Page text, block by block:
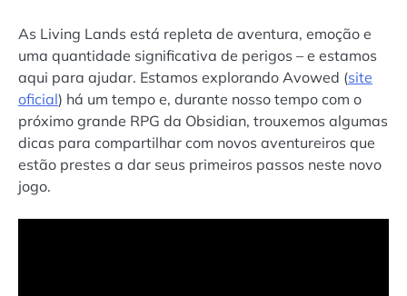
As Living Lands está repleta de aventura, emoção e
uma quantidade significativa de perigos – e estamos
aqui para ajudar. Estamos explorando Avowed (site
oficial) há um tempo e, durante nosso tempo com o
próximo grande RPG da Obsidian, trouxemos algumas
dicas para compartilhar com novos aventureiros que
estão prestes a dar seus primeiros passos neste novo
jogo.